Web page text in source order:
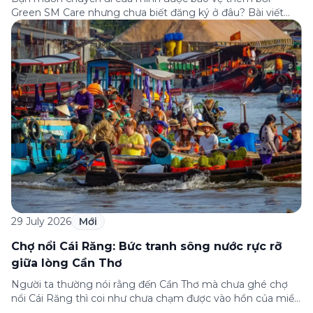
Green SM Care nhưng chưa biết đăng ký ở đâu? Bài viết
dưới đây sẽ hướng dẫn chi tiết cách tham gia (và hủy tham
gia) gói bảo hiểm này ngay trên ứng dụng Green SM, cùng
những lưu ý quan trọng trước khi […]
29 July 2026 Mới
Chợ nổi Cái Răng: Bức tranh sông nước rực rỡ
giữa lòng Cần Thơ
Người ta thường nói rằng đến Cần Thơ mà chưa ghé chợ
nổi Cái Răng thì coi như chưa chạm được vào hồn của miền